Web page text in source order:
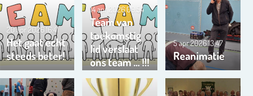
Het gaat echt
steeds beter!
20 apr 202616:41
Team van
toekomstig
lid verslaat
ons team … !!!
14 apr 2026 09:54
Reanimatie
5 apr 202613:47